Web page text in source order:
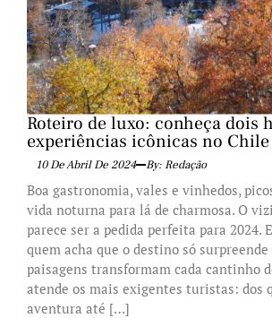
Roteiro de luxo: conheça dois
experiências icônicas no Chile
10 De Abril De 2024 By: Redação
Boa gastronomia, vales e vinhedos,
vida noturna para lá de charmosa. O
parece ser a pedida perfeita para 2024.
quem acha que o destino só
paisagens transformam cada cantinho
atende os mais exigentes turistas: dos
aventura até […]